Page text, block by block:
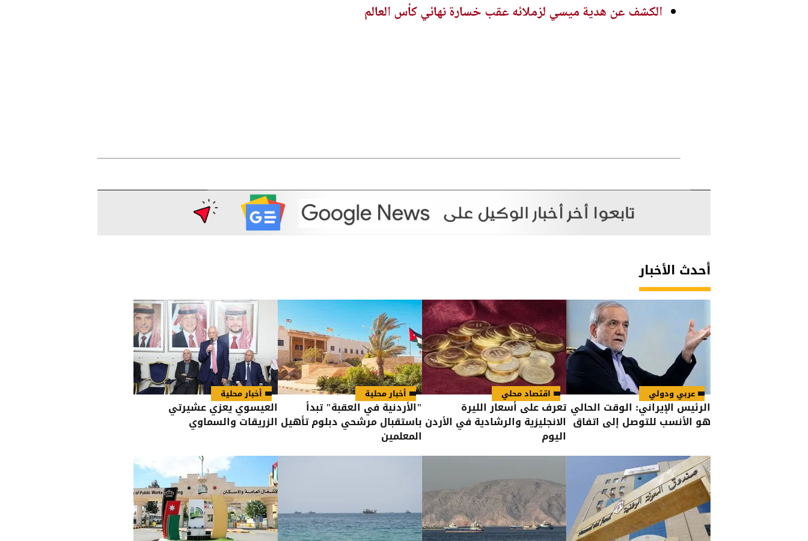
الكشف عن هدية ميسي لزملائه عقب خسارة نهائي كأس العالم
أحدث الأخبار
عربي ودولي
الرئيس الإيراني: الوقت الحالي
هو الأنسب للتوصل إلى اتفاق
اقتصاد محلي
تعرف على أسعار الليرة
الانجليزية والرشادية في الأردن
اليوم
أخبار محلية
"الأردنية في العقبة" تبدأ
باستقبال مرشحي دبلوم تأهيل
المعلمين
أخبار محلية
العيسوي يعزي عشيرتي
الزريقات والسماوي